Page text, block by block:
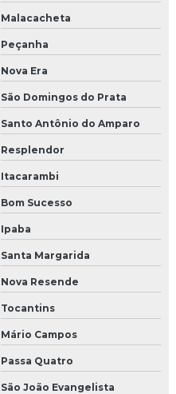
Malacacheta
Peçanha
Nova Era
São Domingos do Prata
Santo Antônio do Amparo
Resplendor
Itacarambi
Bom Sucesso
Ipaba
Santa Margarida
Nova Resende
Tocantins
Mário Campos
Passa Quatro
São João Evangelista